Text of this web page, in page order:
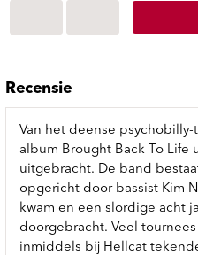
Recensie
Van het deense
album Brought Back To Life
uitgebracht. De band
opgericht door bassist Kim
kwam en een slordige acht
doorgebracht. Veel
inmiddels bij Hellcat